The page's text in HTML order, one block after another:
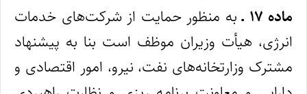
ماده ۱۷ ـ
به منظور حمایت از شرکت‌های خدمات
انرژی، هیأت وزیران موظف است بنا به‌ پیشنهاد
مشترک وزارتخانه‌های نفت، نیرو، امور اقتصادی و